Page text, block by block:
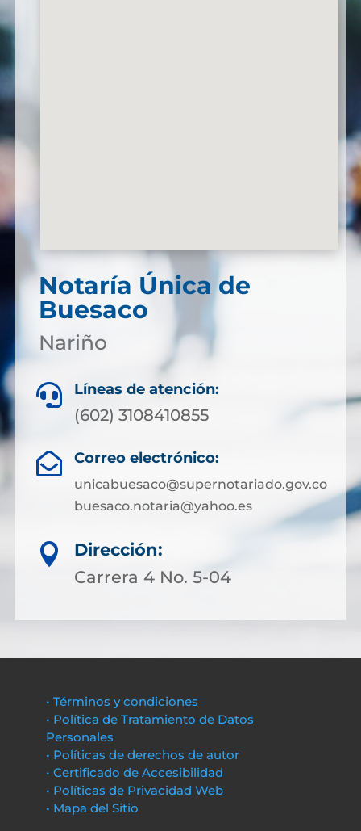
Notaría Única de
Buesaco
Nariño
 Líneas de atención:
(602) 3108410855
 Correo electrónico:
unicabuesaco@supernotariado.gov.co
buesaco.notaria@yahoo.es

Dirección:
Carrera 4 No. 5-04
• Términos y condiciones
• Política de Tratamiento de Datos
Personales
• Políticas de derechos de autor
• Certificado de Accesibilidad
• Políticas de Privacidad Web
• Mapa del Sitio